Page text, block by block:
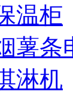
温柜
薯条
淋机